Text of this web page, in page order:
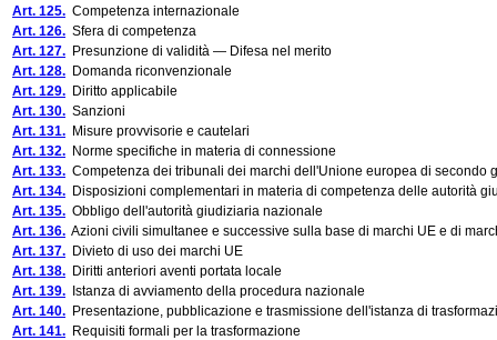
Art. 125. Competenza internazionale
Art. 126. Sfera di competenza
Art. 127. Presunzione di validità — Difesa nel merito
Art. 128. Domanda riconvenzionale
Art. 129. Diritto applicabile
Art. 130. Sanzioni
Art. 131. Misure provvisorie e cautelari
Art. 132. Norme specifiche in materia di connessione
Art. 133. Competenza dei tribunali dei marchi dell'Unione europea di secondo
Art. 134. Disposizioni complementari in materia di competenza delle autorità
Art. 135. Obbligo dell'autorità giudiziaria nazionale
Art. 136. Azioni civili simultanee e successive sulla base di marchi UE e di
Art. 137. Divieto di uso dei marchi UE
Art. 138. Diritti anteriori aventi portata locale
Art. 139. Istanza di avviamento della procedura nazionale
Art. 140. Presentazione, pubblicazione e trasmissione dell'istanza di
Art. 141. Requisiti formali per la trasformazione